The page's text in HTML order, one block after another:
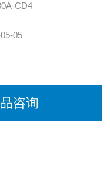
CD4
05
咨询